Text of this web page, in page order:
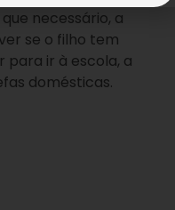
necessário, a
se o filho tem
para ir à escola, a
domésticas.